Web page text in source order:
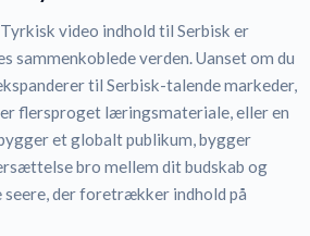
video indhold til Serbisk er
sammenkoblede verden. Uanset om du
til Serbisk-talende markeder,
flersproget læringsmateriale, eller en
et globalt publikum, bygger
bro mellem dit budskab og
der foretrækker indhold på